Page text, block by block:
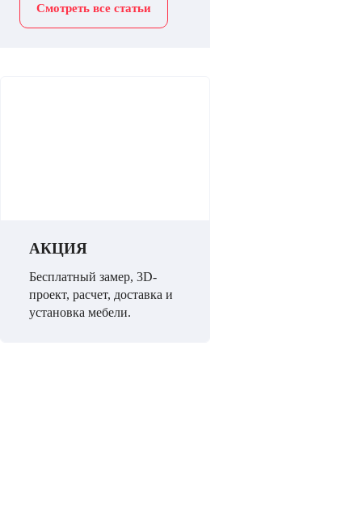
Смотреть все статьи
АКЦИЯ
Бесплатный замер, 3D-
проект, расчет, доставка и
установка мебели.